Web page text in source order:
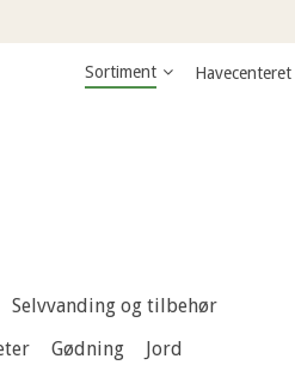
Sortiment Havecenteret
Selvvanding og tilbehør
Gødning
Jord